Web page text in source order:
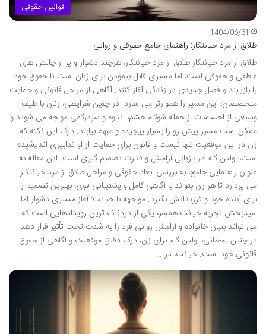
قوانین حقوقی
1404/06/31
طلاق از مرد خیانتکار: راهنمای جامع حقوقی و روانی
طلاق از مرد خیانتکار طلاق از مرد خیانتکار، هرچند دشوار و پر از چالش های
عاطفی و حقوقی است، اما مسیری قابل پیمودن برای زنان است تا حقوق خود
را بازیابند و فصل جدیدی در زندگی آغاز کنند. آگاهی از مراحل قانونی و حمایت
متخصصان، این مسیر را هموارتر می سازد. در چنین شرایطی، زنان با طیف
وسیعی از احساسات از جمله شوک، خشم، اندوه و سردرگمی مواجه می شوند و
ممکن است مسیر پیش رو را بسیار پیچیده و مبهم بیابند. درک این نکته که
زن در این موقعیت تنها نیست و قانون برای حمایت از او تدابیری اندیشیده
است، اولین گام در بازیابی آرامش و قدرت تصمیم گیری است. این مقاله به
عنوان راهنمایی جامع، به بررسی ابعاد حقوقی و مراحل طلاق از مرد خیانتکار
می پردازد تا هر زن بتواند با آگاهی کامل و پشتیبانی قوی، بهترین تصمیم را
برای آینده خود و فرزندانش بگیرد. مواجهه با خیانت: آغاز مسیری دشوار اما
امیدبخش تجربه خیانت همسر، یکی از دردناک ترین رویدادهایی است که
می تواند بنیان خانواده و آرامش روانی فرد را به شدت تحت تأثیر قرار دهد.
در چنین لحظاتی، اولین گام برای زن، درک دقیق موقعیت و آگاهی از حقوق
قانونی خود است. خیانت، در …